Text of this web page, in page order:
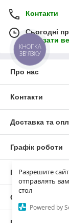
Разрешите
отправлять
стол
Powered by
Контакти
Сьогодні
Показати
Про нас
Контакти
Доставка та
Графік роботи
Повна версія
Сайт створено
КНОПКА
ЗВ'ЯЗКУ